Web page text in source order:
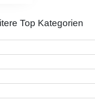
Top Kategorien